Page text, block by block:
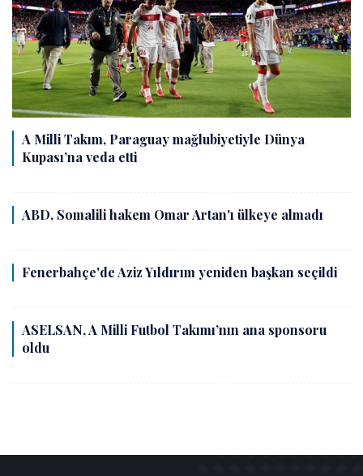
A Milli Takım, Paraguay mağlubiyetiyle Dünya
Kupası’na veda etti
ABD, Somalili hakem Omar Artan'ı ülkeye almadı
Fenerbahçe'de Aziz Yıldırım yeniden başkan seçildi
ASELSAN, A Milli Futbol Takımı’nın ana sponsoru
oldu